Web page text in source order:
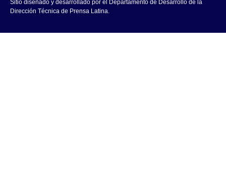
Sitio diseñado y desarrollado por el Departamento de Desarrollo de la
Dirección Técnica de Prensa Latina.